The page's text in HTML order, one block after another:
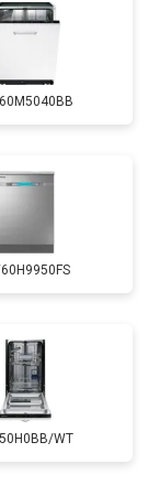
Заказать
WT